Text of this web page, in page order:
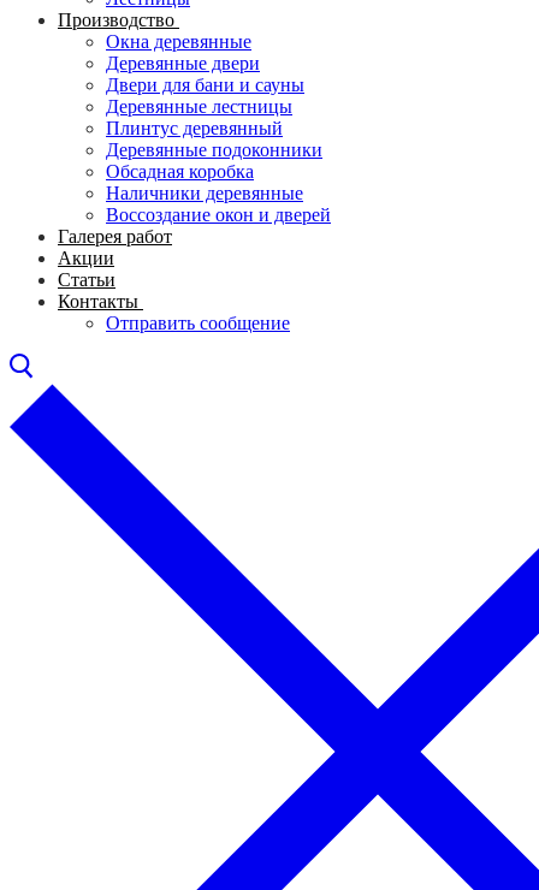
Производство
Окна деревянные
Деревянные двери
Двери для бани и сауны
Деревянные лестницы
Плинтус деревянный
Деревянные подоконники
Обсадная коробка
Наличники деревянные
Воссоздание окон и дверей
Галерея работ
Акции
Статьи
Контакты
Отправить сообщение